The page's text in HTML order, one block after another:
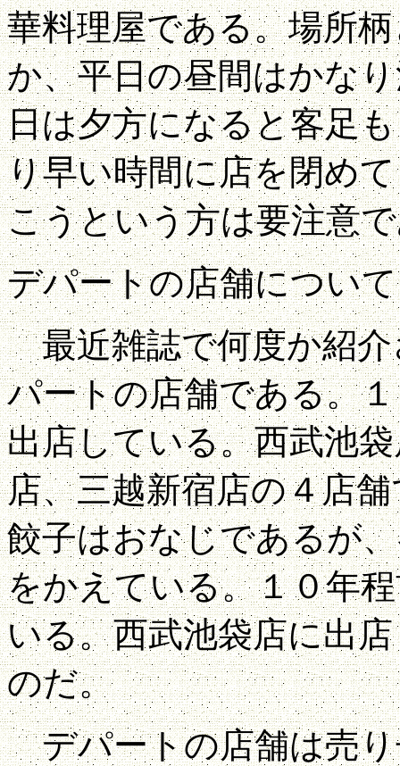
華料理屋である。場所
か、平日の昼間はかな
日は夕方になると客足
り早い時間に店を閉め
こうという方は要注意
デパートの店舗につい
最近雑誌で何度か紹介
パートの店舗である。
出店している。西武池
店、三越新宿店の４店
餃子はおなじであるが
をかえている。１０年
いる。西武池袋店に出
のだ。
デパートの店舗は売り